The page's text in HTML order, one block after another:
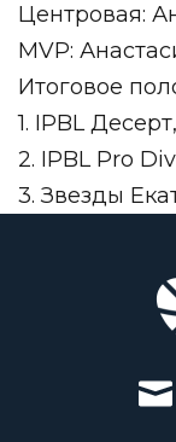
Центровая:
MVP:
Итоговое
1. IPBL
2. IPBL Pro
3. Звезды